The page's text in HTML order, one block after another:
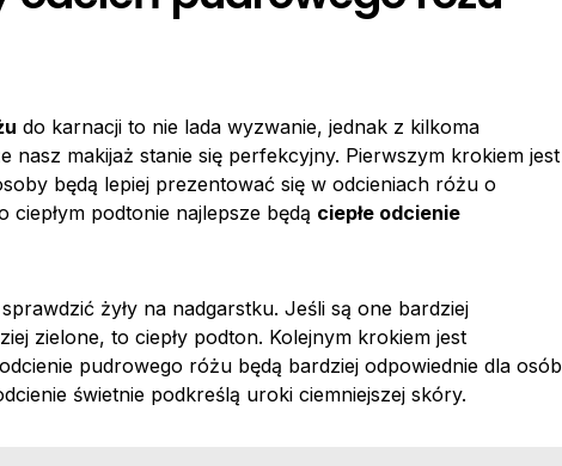
do karnacji to nie lada wyzwanie, jednak z kilkoma
nasz makijaż stanie się perfekcyjny. Pierwszym krokiem jest
będą lepiej prezentować się w odcieniach różu o
podtonie najlepsze będą ciepłe odcienie
żyły na nadgarstku. Jeśli są one bardziej
zielone, to ciepły podton. Kolejnym krokiem jest
pudrowego różu będą bardziej odpowiednie dla osób
świetnie podkreślą uroki ciemniejszej skóry.